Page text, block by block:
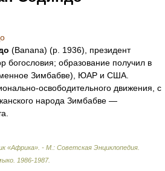
(Banana) (р. 1936), президент
богословия; образование получил в
Зимбабве), ЮАР и США.
освободительного движения, с
народа Зимбабве —
«Африка». - М.: Советская Энциклопедия
1986-1987.